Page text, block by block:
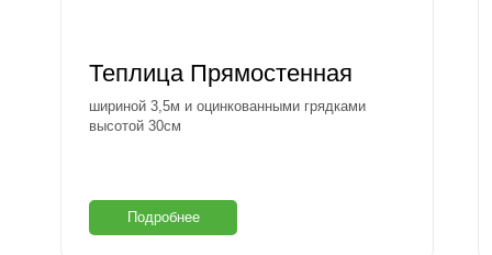
Теплица Прямостенная
шириной 3,5м и оцинкованными грядками
высотой 30см
Подробнее